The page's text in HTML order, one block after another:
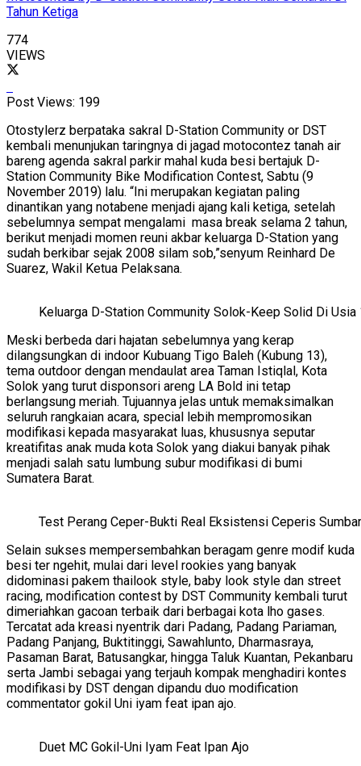
Tahun Ketiga
774
VIEWS
Post Views: 199
Otostylerz berpataka sakral D-Station Community or DST
kembali menunjukan taringnya di jagad motocontez tanah air
bareng agenda sakral parkir mahal kuda besi bertajuk D-
Station Community Bike Modification Contest, Sabtu (9
November 2019) lalu. “Ini merupakan kegiatan paling
dinantikan yang notabene menjadi ajang kali ketiga, setelah
sebelumnya sempat mengalami masa break selama 2 tahun,
berikut menjadi momen reuni akbar keluarga D-Station yang
sudah berkibar sejak 2008 silam sob,”senyum Reinhard De
Suarez, Wakil Ketua Pelaksana.
Keluarga D-Station Community Solok-Keep Solid Di Usia
Meski berbeda dari hajatan sebelumnya yang kerap
dilangsungkan di indoor Kubuang Tigo Baleh (Kubung 13),
tema outdoor dengan mendaulat area Taman Istiqlal, Kota
Solok yang turut disponsori areng LA Bold ini tetap
berlangsung meriah. Tujuannya jelas untuk memaksimalkan
seluruh rangkaian acara, special lebih mempromosikan
modifikasi kepada masyarakat luas, khususnya seputar
kreatifitas anak muda kota Solok yang diakui banyak pihak
menjadi salah satu lumbung subur modifikasi di bumi
Sumatera Barat.
Test Perang Ceper-Bukti Real Eksistensi Ceperis
Selain sukses mempersembahkan beragam genre modif kuda
besi ter ngehit, mulai dari level rookies yang banyak
didominasi pakem thailook style, baby look style dan street
racing, modification contest by DST Community kembali turut
dimeriahkan gacoan terbaik dari berbagai kota lho gases.
Tercatat ada kreasi nyentrik dari Padang, Padang Pariaman,
Padang Panjang, Buktitinggi, Sawahlunto, Dharmasraya,
Pasaman Barat, Batusangkar, hingga Taluk Kuantan, Pekanbaru
serta Jambi sebagai yang terjauh kompak menghadiri kontes
modifikasi by DST dengan dipandu duo modification
commentator gokil Uni iyam feat ipan ajo.
Duet MC Gokil-Uni Iyam Feat Ipan Ajo